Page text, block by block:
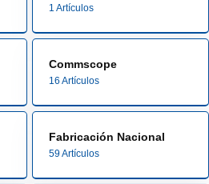
1 Artículos
Commscope
16 Artículos
Fabricación Nacional
59 Artículos